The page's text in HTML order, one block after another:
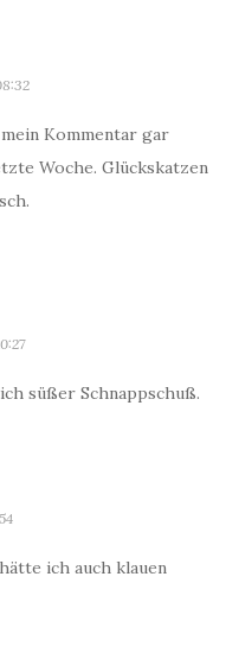
Kommentar gar
Woche. Glückskatzen
süßer Schnappschuß.
ich auch klauen